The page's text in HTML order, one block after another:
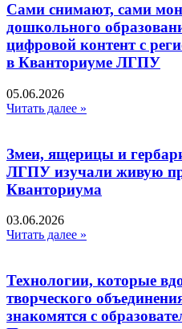
Сами снимают, сами
дошкольного
цифровой контент с
в Кванториуме ЛГПУ​
05.06.2026
Читать далее »
Змеи, ящерицы и
ЛГПУ изучали живую
Кванториума
03.06.2026
Читать далее »
Технологии, которые
творческого
знакомятся с